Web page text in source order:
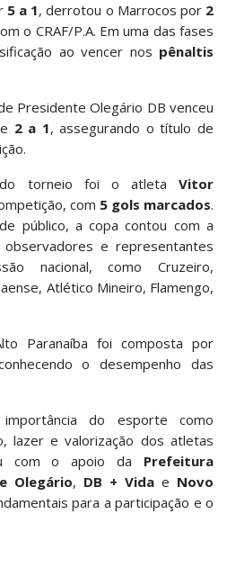
5 a 1, derrotou o Marrocos por 2
o CRAF/P.A. Em uma das fases
ao vencer nos pênaltis
Presidente Olegário DB venceu
2 a 1, assegurando o título de
do torneio foi o atleta Vitor
com 5 gols marcados.
público, a copa contou com a
e representantes
nacional, como Cruzeiro,
Atlético Mineiro, Flamengo,
Paranaíba foi composta por
o desempenho das
do esporte como
lazer e valorização dos atletas
com o apoio da Prefeitura
Olegário, DB + Vida e Novo
para a participação e o